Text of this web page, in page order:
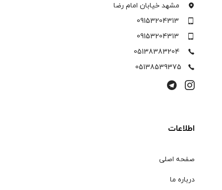
مشهد خیابان امام رضا
09153204313
09153204313
05138383204
05138539375
اطلاعات
صفحه اصلی
درباره ما